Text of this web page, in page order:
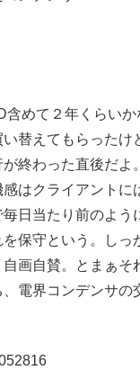
含めて２年くらい
替えてもらったけ
終わった直後だよ
はクライアントに
日当たり前のよう
保守という。しっ
画自賛。とまぁそ
電界コンデンサの